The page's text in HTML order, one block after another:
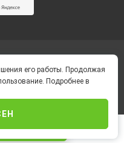
его работы. Продолжая
Подробнее в